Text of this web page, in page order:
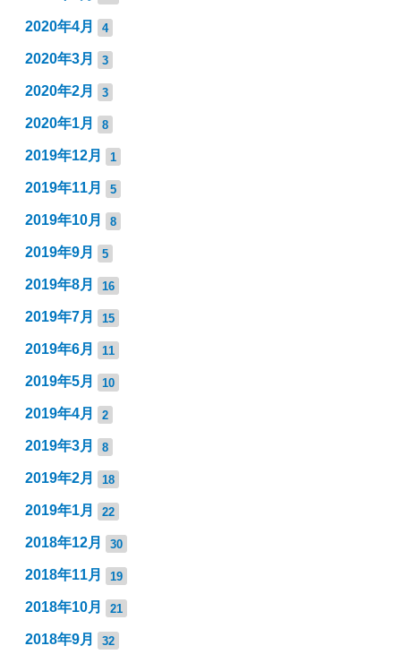
2020年4月 4
2020年3月 3
2020年2月 3
2020年1月 8
2019年12月 1
2019年11月 5
2019年10月 8
2019年9月 5
2019年8月 16
2019年7月 15
2019年6月 11
2019年5月 10
2019年4月 2
2019年3月 8
2019年2月 18
2019年1月 22
2018年12月 30
2018年11月 19
2018年10月 21
2018年9月 32